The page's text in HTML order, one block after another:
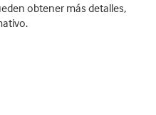
obtener más detalles,